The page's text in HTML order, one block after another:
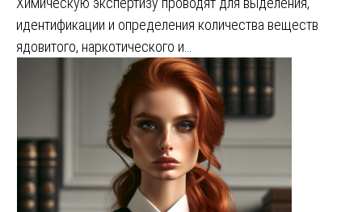
идентификации и определения количества веществ
ядовитого, наркотического и…